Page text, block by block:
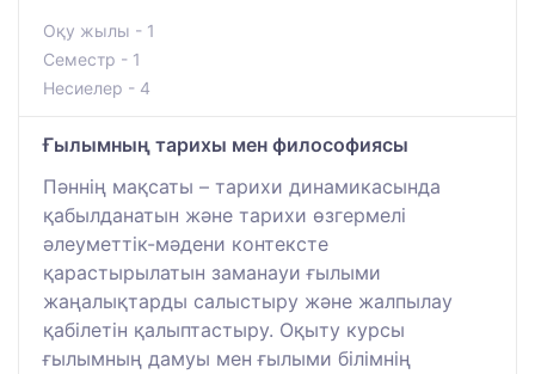
Оқу жылы - 1
Семестр - 1
Несиелер - 4
Ғылымның тарихы мен философиясы
Пәннің мақсаты – тарихи динамикасында
қабылданатын және тарихи өзгермелі
әлеуметтік-мәдени контексте
қарастырылатын заманауи ғылыми
жаңалықтарды салыстыру және жалпылау
қабілетін қалыптастыру. Оқыту курсы
ғылымның дамуы мен ғылыми білімнің